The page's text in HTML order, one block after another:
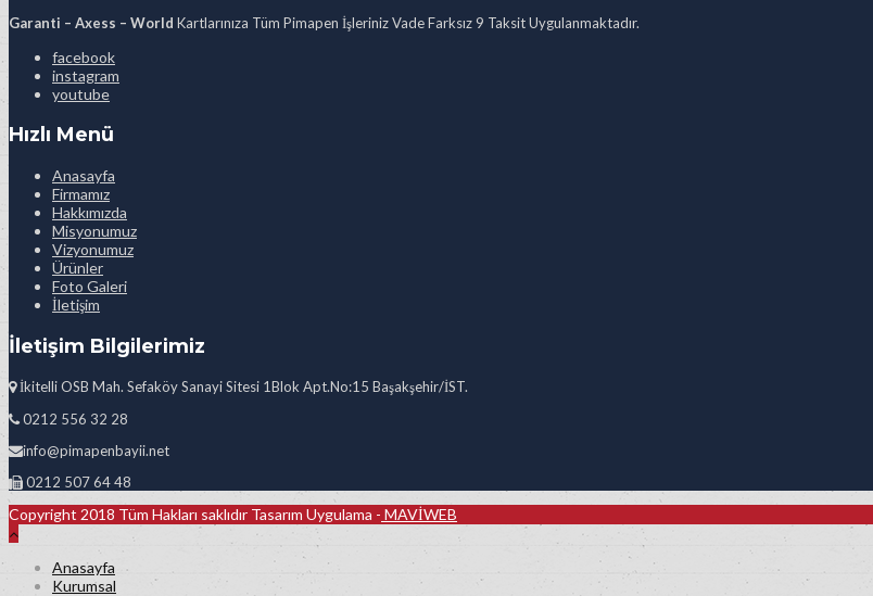
Garanti – Axess – World Kartlarınıza Tüm Pimapen İşleriniz Vade Farksız 9 Taksit Uygulanmaktadır.
facebook
instagram
youtube
Hızlı Menü
Anasayfa
Firmamız
Hakkımızda
Misyonumuz
Vizyonumuz
Ürünler
Foto Galeri
İletişim
İletişim Bilgilerimiz
İkitelli OSB Mah. Sefaköy Sanayi Sitesi 1Blok Apt.No:15 Başakşehir/İST.
0212 556 32 28
info@pimapenbayii.net
0212 507 64 48
Copyright 2018 Tüm Hakları saklıdır Tasarım Uygulama - MAVİWEB
Anasayfa
Kurumsal